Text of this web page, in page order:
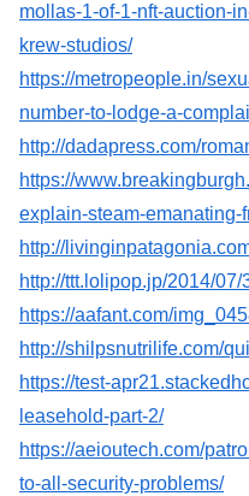
mollas-1-of-1-nft-auction-
krew-studios/
https://metropeople.in/
number-to-lodge-a-
http://dadapress.com/
https://
explain-steam-emanating-
http://
http://ttt.lolipop.jp/2014/07/
https://aafant.com/
http://shilpsnutrilife.com/
https://test-
leasehold-part-2/
https://aeioutech.com/
to-all-security-problems/